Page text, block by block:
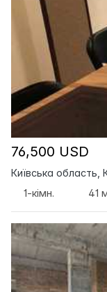
76,500 USD
Київська область,
1-кімн.
41